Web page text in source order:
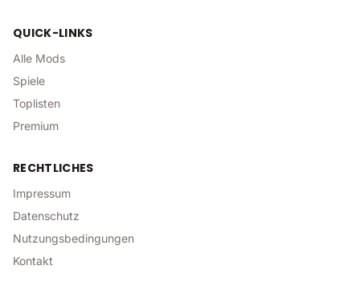
QUICK-LINKS
Alle Mods
Spiele
Toplisten
Premium
RECHTLICHES
Impressum
Datenschutz
Nutzungsbedingungen
Kontakt